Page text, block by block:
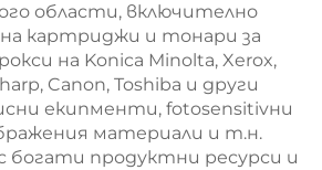
области, включително
картриджи и тонари за
на Konica Minolta, Xerox,
Canon, Toshiba и други
екипменти, fotosensitivни
материали и т.н.
с богати продуктни ресурси и